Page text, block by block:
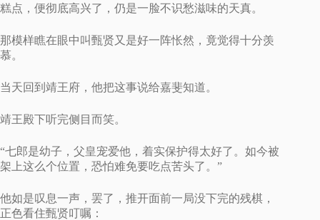
糕点，便彻底高兴了，仍是一脸不识愁滋味的天真。
那模样瞧在眼中叫甄贤又是好一阵怅然，竟觉得十分羡
慕。
当天回到靖王府，他把这事说给嘉斐知道。
靖王殿下听完侧目而笑。
“七郎是幼子，父皇宠爱他，着实保护得太好了。如今被
架上这么个位置，恐怕难免要吃点苦头了。”
他如是叹息一声，罢了，推开面前一局没下完的残棋，
正色看住甄贤叮嘱：